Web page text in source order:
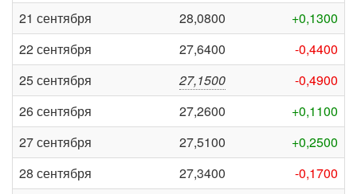
21 сентября
28,0800
+0,1300
22 сентября
27,6400
-0,4400
25 сентября
27,1500
-0,4900
26 сентября
27,2600
+0,1100
27 сентября
27,5100
+0,2500
28 сентября
27,3400
-0,1700